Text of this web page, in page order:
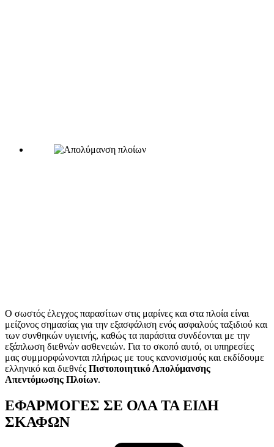
Ο σωστός έλεγχος παρασίτων στις μαρίνες και στα πλοία είναι
μείζονος σημασίας για την εξασφάλιση ενός ασφαλούς ταξιδιού και
των συνθηκών υγιεινής, καθώς τα παράσιτα συνδέονται με την
εξάπλωση διεθνών ασθενειών. Για το σκοπό αυτό, οι υπηρεσίες
μας συμμορφώνονται πλήρως με τους κανονισμούς και εκδίδουμε
ελληνικό και διεθνές Πιστοποιητικό Απολύμανσης
Απεντόμωσης Πλοίων.
ΕΦΑΡΜΟΓΕΣ ΣΕ ΟΛΑ ΤΑ ΕΙΔΗ
ΣΚΑΦΩΝ